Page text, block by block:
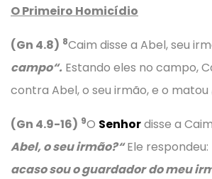
O Primeiro Homicídio
(Gn 4.8) 8Caim disse a Abel, seu
campo“. Estando eles no campo,
contra Abel, o seu irmão, e o matou
(Gn 4.9-16) 9O Senhordisse a
Abel, o seu irmão?“Ele respondeu:
acaso sou o guardador do meu